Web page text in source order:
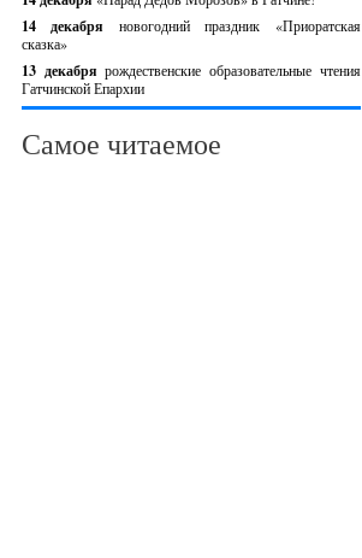
14 декабря новогодний праздник «Приоратская
сказка»
13 декабрярождественские образовательные чтения
Гатчинской Епархии
Самое читаемое